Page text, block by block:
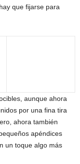
que fijarse para
aunque ahora
por una fina tira
ahora también
apéndices
un toque algo más